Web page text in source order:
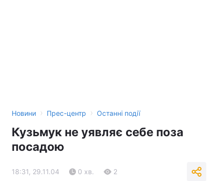
Новини › Прес-центр › Останні події
Кузьмук не уявляє себе поза
посадою
18:31, 29.11.04 0 хв. 2